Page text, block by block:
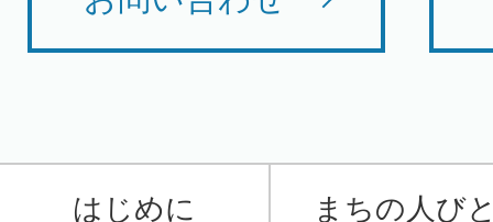
はじめに まちの人び